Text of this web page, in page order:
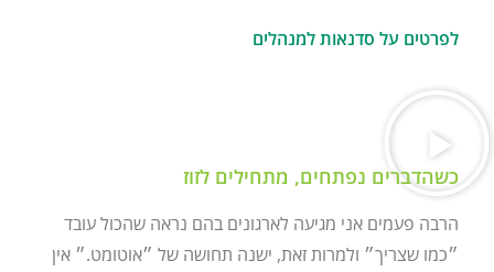
לפרטים על סדנאות למנהלים
כשהדברים נפתחים, מתחילים לזוז
הרבה פעמים אני מגיעה לארגונים בהם נראה שהכול עובד
״כמו שצריך״ ולמרות זאת, ישנה תחושה של ״אוטומט.״ אין